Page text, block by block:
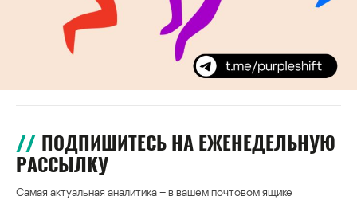
ПОДПИШИТЕСЬ НА ЕЖЕНЕДЕЛЬНУЮ
РАССЫЛКУ
Самая актуальная аналитика – в вашем почтовом ящике